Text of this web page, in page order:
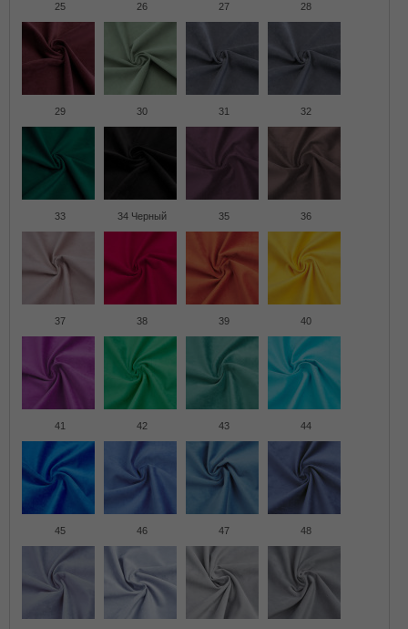
25 26 27 28
29 30 31 32
33 34 Черный 35 36
37 38 39 40
41 42 43 44
45 46 47 48